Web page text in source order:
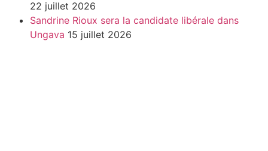
22 juillet 2026
Sandrine Rioux sera la candidate libérale dans
Ungava 15 juillet 2026